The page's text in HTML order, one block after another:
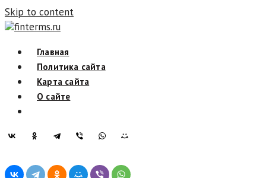
Skip to content
finterms.ru
Главная
Политика сайта
Карта сайта
О сайте